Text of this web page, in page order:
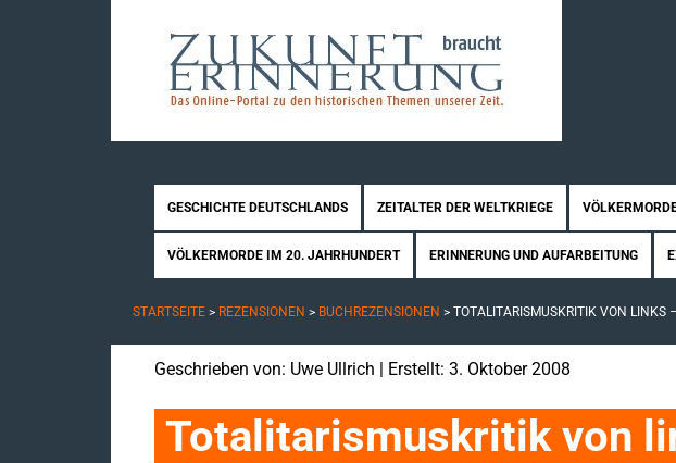
GESCHICHTE DEUTSCHLANDS ZEITALTER DER WELTKRIEGE
VÖLKERMORDE IM 20. JAHRHUNDERT ERINNERUNG UND AUFARBEITUNG
STARTSEITE > REZENSIONEN > BUCHREZENSIONEN > TOTALITARISMUSKRITIK VON LINKS
Geschrieben von: Uwe Ullrich | Erstellt: 3. Oktober 2008
Totalitarismuskritik von